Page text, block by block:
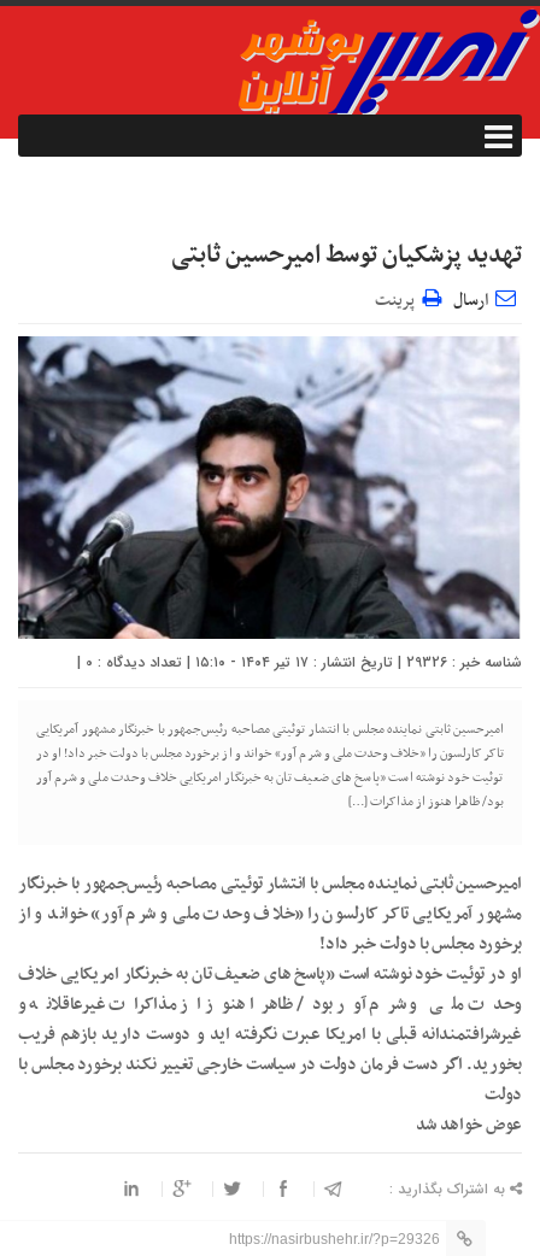
تهدید پزشکیان توسط امیرحسین ثابتی
ارسال پرینت
شناسه خبر : 29326 | تاریخ انتشار : ۱۷ تیر ۱۴۰۴ - ۱۵:۱۰ | تعداد دیدگاه : 0
|
امیرحسین ثابتی نماینده مجلس با انتشار توئیتی مصاحبه رئیس‌جمهور با خبرنگار مشهور آمریکایی
تاکر کارلسون را «خلاف وحدت ملی و شرم آور» خواند و از برخورد مجلس با دولت خبر داد! او در
توئیت خود نوشته است «پاسخ های ضعیف تان به خبرنگار امریکایی خلاف وحدت ملی و شرم آور
بود/ ظاهرا هنوز از مذاکرات […]
امیرحسین ثابتی نماینده مجلس با انتشار توئیتی مصاحبه رئیس‌جمهور با خبرنگار
مشهور آمریکایی تاکر کارلسون را «خلاف وحدت ملی و شرم آور» خواند و از
برخورد مجلس با دولت خبر داد!
او در توئیت خود نوشته است «پاسخ های ضعیف تان به خبرنگار امریکایی خلاف
وحدت ملی و شرم آور بود/ ظاهرا هنوز از مذاکرات غیرعاقلانه و
غیرشرافتمندانه قبلی با امریکا عبرت نگرفته اید و دوست دارید بازهم فریب
بخورید. اگر دست فرمان دولت در سیاست خارجی تغییر نکند برخورد مجلس با
دولت
عوض خواهد شد
به اشتراک بگذارید :
https://nasirbushehr.ir/?p=29326